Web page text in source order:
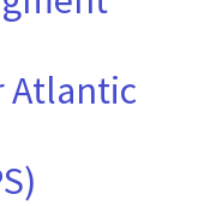
Atlantic